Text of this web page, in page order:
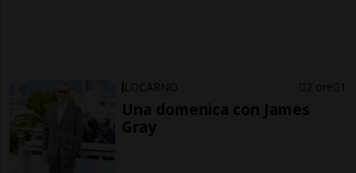
LOCARNO 2 ore 1
Una domenica con James
Gray